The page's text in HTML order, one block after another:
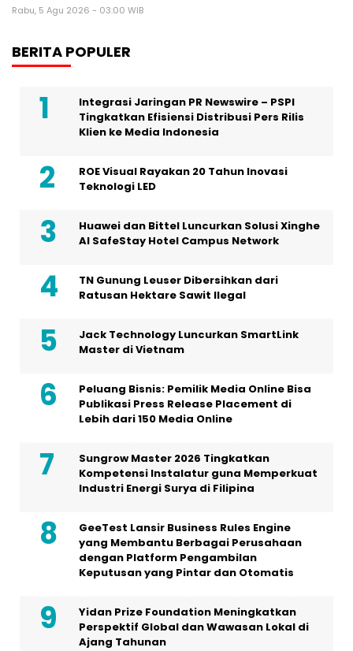
Rabu, 5 Agu 2026 - 03:00 WIB
BERITA POPULER
Integrasi Jaringan PR Newswire – PSPI
Tingkatkan Efisiensi Distribusi Pers Rilis
Klien ke Media Indonesia
ROE Visual Rayakan 20 Tahun Inovasi
Teknologi LED
Huawei dan Bittel Luncurkan Solusi Xinghe
Al SafeStay Hotel Campus Network
TN Gunung Leuser Dibersihkan dari
Ratusan Hektare Sawit Ilegal
Jack Technology Luncurkan SmartLink
Master di Vietnam
Peluang Bisnis: Pemilik Media Online Bisa
Publikasi Press Release Placement di
Lebih dari 150 Media Online
Sungrow Master 2026 Tingkatkan
Kompetensi Instalatur guna Memperkuat
Industri Energi Surya di Filipina
GeeTest Lansir Business Rules Engine
yang Membantu Berbagai Perusahaan
dengan Platform Pengambilan
Keputusan yang Pintar dan Otomatis
Yidan Prize Foundation Meningkatkan
Perspektif Global dan Wawasan Lokal di
Ajang Tahunan